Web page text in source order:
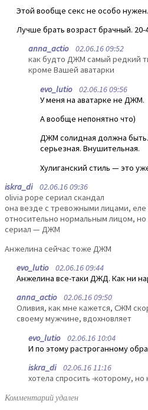
Этой вообще секс не особо
Лучше брать возраст брачный. 20-
anna_actio02.06.16 09:52
как будто ДЖМ самый редкий
кроме Вашей аватарки
evo_lutio02.06.16 09:56
У меня на аватарке не ДЖМ.
А вообще непонятно что)
ДЖМ солидная должна
серьезная. Внушительная.
Хулиганский стиль — это
iskra_di02.06.16 09:36
olivia pope сериал скандал
она везде с тревожными лицами,
относительно нормальным лицом,
сериал — ДЖМ
Анжелина сейчас тоже ДЖМ
evo_lutio02.06.16 09:44
Анжелина все-таки ДЖД. Как ни
anna_actio02.06.16 09:50
Оливия, как мне кажется, СЖМ
своему мужчине, вдохновляет
evo_lutio02.06.16 10:04
И по этому растроганному
iskra_di02.06.16 11:16
хотела спросить -которому, но
Комментарий удален